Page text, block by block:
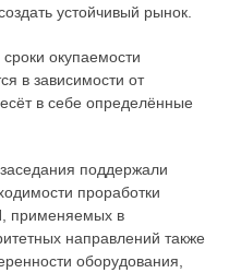
устойчивый рынок.
окупаемости
в зависимости от
в себе определённые
поддержали
проработки
применяемых в
направлений также
оборудования,